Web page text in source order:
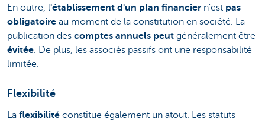
En outre, l'établissement d'un plan financier n'est pas
obligatoire au moment de la constitution en société. La
publication des comptes annuels peut généralement être
évitée. De plus, les associés passifs ont une responsabilité
limitée.
Flexibilité
La flexibilité constitue également un atout. Les statuts